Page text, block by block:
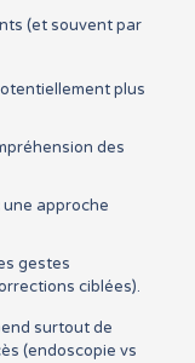
(et souvent par
plus
des
approche
gestes
ciblées).
surtout de
(endoscopie vs